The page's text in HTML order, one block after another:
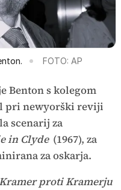
FOTO: AP
Benton s kolegom
pri newyorški reviji
scenarij za
in Clyde (1967), za
za oskarja.
proti Kramerju